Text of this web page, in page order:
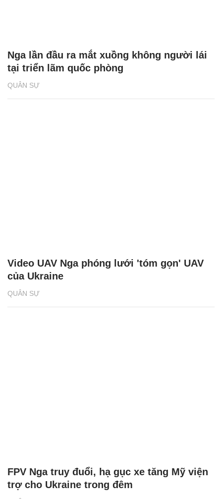
QUÂN SỰ
Nga lần đầu ra mắt xuồng không người lái
tại triển lãm quốc phòng
QUÂN SỰ
Video UAV Nga phóng lưới 'tóm gọn' UAV
của Ukraine
FPV Nga truy đuổi, hạ gục xe tăng Mỹ viện
trợ cho Ukraine trong đêm